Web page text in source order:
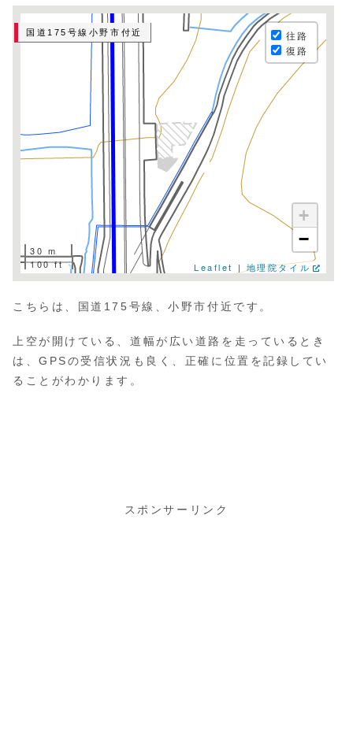
往路
復路
30 m
100 ft
+
−
Leaflet | 地理院タイル
国道175号線小野市付近
こちらは、国道175号線、小野市付近です。
上空が開けている、道幅が広い道路を走っているとき
は、GPSの受信状況も良く、正確に位置を記録してい
ることがわかります。
スポンサーリンク